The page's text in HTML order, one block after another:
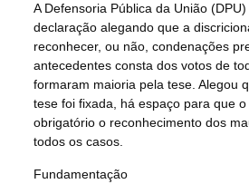
A Defensoria Pública da União
declaração alegando que a
reconhecer, ou não, condenações
antecedentes consta dos votos de
formaram maioria pela tese. Alegou
tese foi fixada, há espaço para que
obrigatório o reconhecimento dos
todos os casos.
Fundamentação